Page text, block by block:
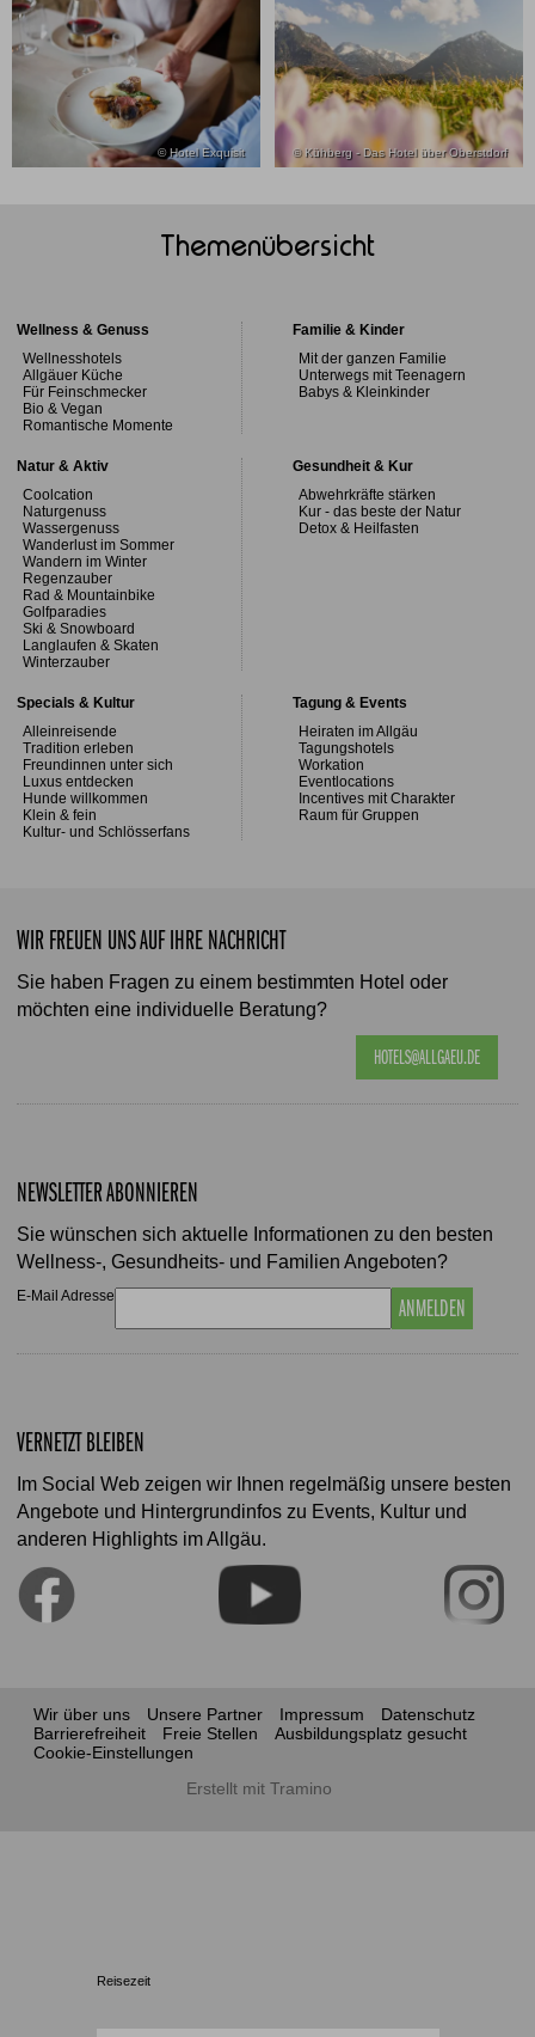
© Hotel Exquisit © Kühberg - Das Hotel über Oberstdorf
Themenübersicht
Wellness & Genuss
Wellnesshotels
Allgäuer Küche
Für Feinschmecker
Bio & Vegan
Romantische Momente
Familie & Kinder
Mit der ganzen Familie
Unterwegs mit Teenagern
Babys & Kleinkinder
Natur & Aktiv
Coolcation
Naturgenuss
Wassergenuss
Wanderlust im Sommer
Wandern im Winter
Regenzauber
Rad & Mountainbike
Golfparadies
Ski & Snowboard
Langlaufen & Skaten
Winterzauber
Gesundheit & Kur
Abwehrkräfte stärken
Kur - das beste der Natur
Detox & Heilfasten
Specials & Kultur
Alleinreisende
Tradition erleben
Freundinnen unter sich
Luxus entdecken
Hunde willkommen
Klein & fein
Kultur- und Schlösserfans
Tagung & Events
Heiraten im Allgäu
Tagungshotels
Workation
Eventlocations
Incentives mit Charakter
Raum für Gruppen
WIR FREUEN UNS AUF IHRE NACHRICHT
Sie haben Fragen zu einem bestimmten Hotel oder
möchten eine individuelle Beratung?
HOTELS@ALLGAEU.DE
NEWSLETTER ABONNIEREN
Sie wünschen sich aktuelle Informationen zu den besten
Wellness-, Gesundheits- und Familien Angeboten?
E-Mail Adresse ANMELDEN
VERNETZT BLEIBEN
Im Social Web zeigen wir Ihnen regelmäßig unsere besten
Angebote und Hintergrundinfos zu Events, Kultur und
anderen Highlights im Allgäu.
Wir über uns Unsere Partner Impressum
Datenschutz
Barrierefreiheit
Freie Stellen
Ausbildungsplatz gesucht
Cookie-Einstellungen
Erstellt mit Tramino
Reisezeit